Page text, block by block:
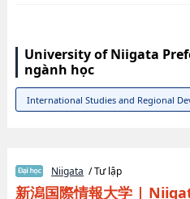
University of Niigata
ngành học
International Studies and Regional
Niigata / Tư lập
新潟国際情報大学|